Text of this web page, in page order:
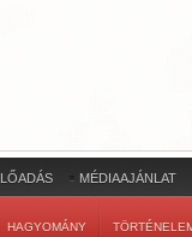
MÉDIAAJÁNLAT
HAGYOMÁNY